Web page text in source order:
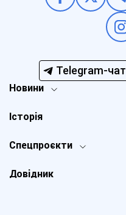
Telegram-чат
Новини
Спецпроєкти
Історія
Довідник